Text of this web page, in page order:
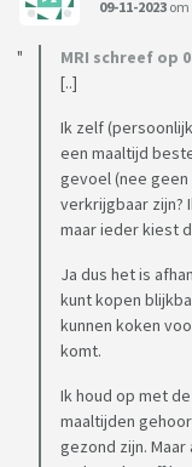
09-11-2023 om
MRI schreef op
[..]
Ik zelf
een maaltijd
gevoel (nee
verkrijgbaar zijn?
maar ieder kiest
Ja dus het is
kunt kopen
kunnen koken
komt.
Ik houd op met
maaltijden
gezond zijn.